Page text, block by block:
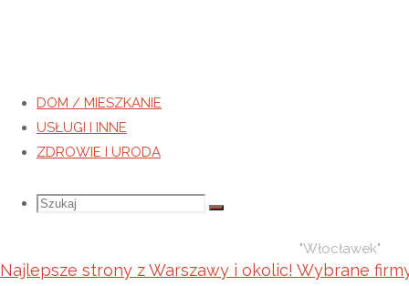
DOM / MIESZKANIE
USŁUGI I INNE
ZDROWIE I URODA
Szukaj
Szukaj:
Szukaj
Najlepsze strony z Warszawy i okolic! Wybrane
Tag:Włocławek
"Włocławek"